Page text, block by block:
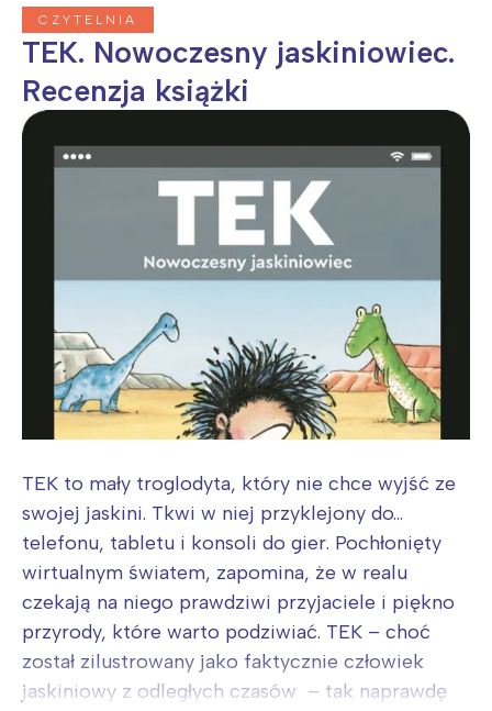
CZYTELNIA
TEK. Nowoczesny jaskiniowiec.
Recenzja książki
TEK to mały troglodyta, który nie chce wyjść ze
swojej jaskini. Tkwi w niej przyklejony do…
telefonu, tabletu i konsoli do gier. Pochłonięty
wirtualnym światem, zapomina, że w realu
czekają na niego prawdziwi przyjaciele i piękno
przyrody, które warto podziwiać. TEK – choć
został zilustrowany jako faktycznie człowiek
jaskiniowy z odległych czasów – tak naprawdę